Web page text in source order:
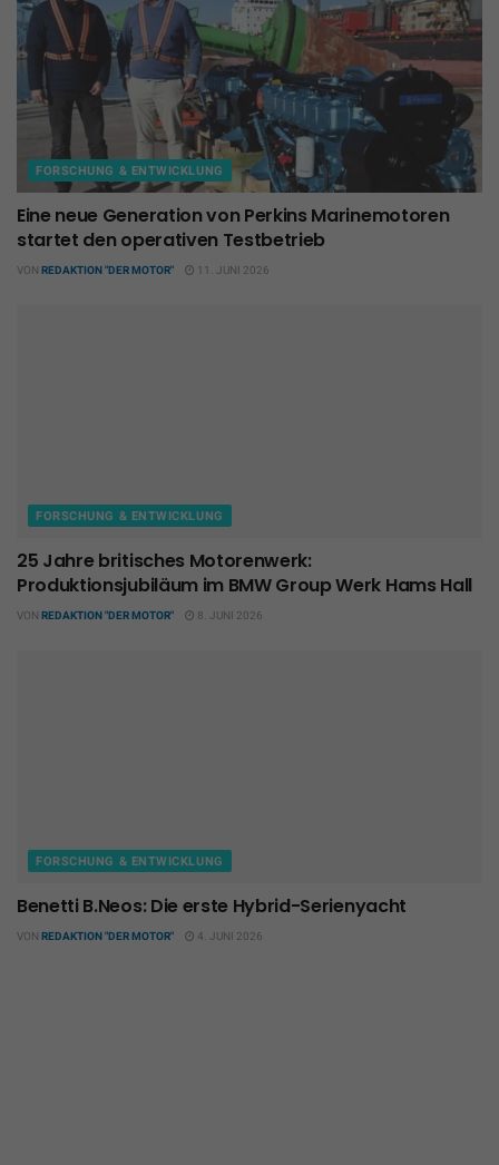
FORSCHUNG & ENTWICKLUNG
Eine neue Generation von Perkins Marinemotoren
startet den operativen Testbetrieb
VON REDAKTION "DER MOTOR" 11. JUNI 2026
FORSCHUNG & ENTWICKLUNG
25 Jahre britisches Motorenwerk:
Produktionsjubiläum im BMW Group Werk Hams Hall
VON REDAKTION "DER MOTOR" 8. JUNI 2026
FORSCHUNG & ENTWICKLUNG
Benetti B.Neos: Die erste Hybrid-Serienyacht
VON REDAKTION "DER MOTOR" 4. JUNI 2026